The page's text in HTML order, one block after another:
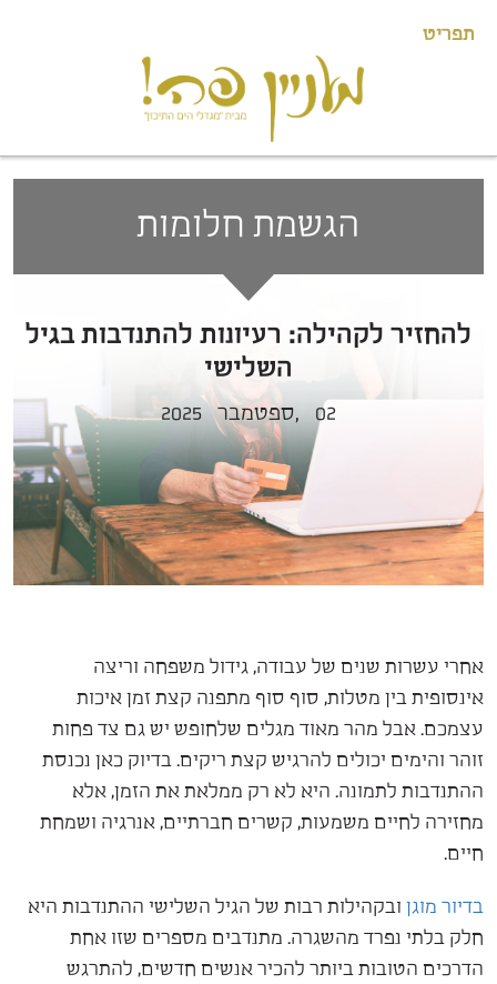
תפריט
הגשמת חלומות
להחזיר לקהילה: רעיונות להתנדבות בגיל
השלישי
02 ספטמבר, 2025
אחרי עשרות שנים של עבודה, גידול משפחה וריצה
אינסופית בין מטלות, סוף סוף מתפנה קצת זמן איכות
עצמכם. אבל מהר מאוד מגלים שלחופש יש גם צד פחות
זוהר והימים יכולים להרגיש קצת ריקים. בדיוק כאן נכנסת
ההתנדבות לתמונה. היא לא רק ממלאת את הזמן, אלא
מחזירה לחיים משמעות, קשרים חברתיים, אנרגיה ושמחת
חיים.
בדיור מוגן ובקהילות רבות של הגיל השלישי ההתנדבות היא
חלק בלתי נפרד מהשגרה. מתנדבים מספרים שזו אחת
הדרכים הטובות ביותר להכיר אנשים חדשים, להתרגש